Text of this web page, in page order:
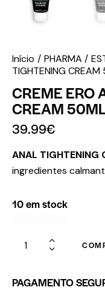
Início PHARMA
TIGHTENING
CREME ERO
CREAM
39.99€
ANAL TIGHTENING
ingredientes
10 em stock
PAGAMENTO